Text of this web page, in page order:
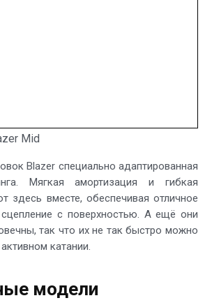
Mid
Blazer специально адаптированная
Мягкая амортизация и гибкая
здесь вместе, обеспечивая отличное
с поверхностью. А ещё они
так что их не так быстро можно
катании.
модели